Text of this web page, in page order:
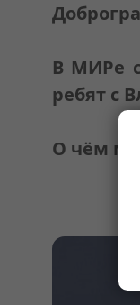
В МИРе
ребят с
О чём